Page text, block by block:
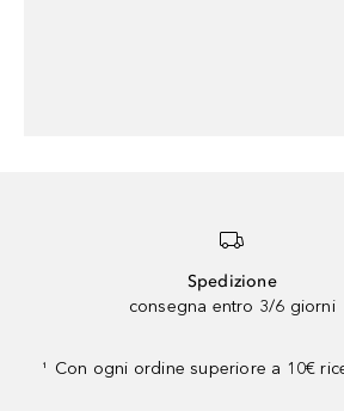
Spedizione
consegna entro 3/6 giorni
¹ Con ogni ordine superiore a 10€